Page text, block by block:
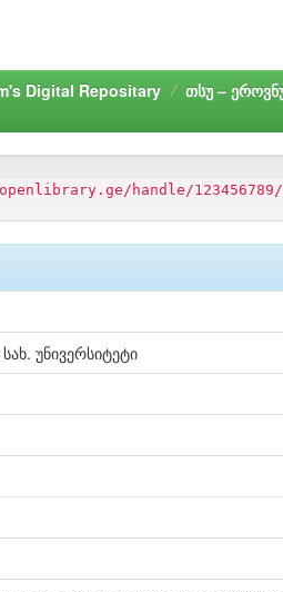
Digital Repositary თსუ –
handle/123456789/
უნივერსიტეტი